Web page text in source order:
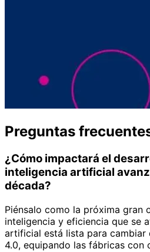
Preguntas
¿Cómo impactará el
inteligencia artificial
década?
Piénsalo como la próxima gran
inteligencia y eficiencia que se
artificial está lista para cambiar
4.0, equipando las fábricas con